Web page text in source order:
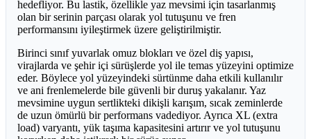
hedefliyor. Bu lastik, özellikle yaz mevsimi için tasarlanmış
olan bir serinin parçası olarak yol tutuşunu ve fren
performansını iyileştirmek üzere geliştirilmiştir.
Birinci sınıf yuvarlak omuz blokları ve özel diş yapısı,
virajlarda ve şehir içi sürüşlerde yol ile temas yüzeyini optimize
eder. Böylece yol yüzeyindeki sürtünme daha etkili kullanılır
ve ani frenlemelerde bile güvenli bir duruş yakalanır. Yaz
mevsimine uygun sertlikteki dikişli karışım, sıcak zeminlerde
de uzun ömürlü bir performans vadediyor. Ayrıca XL (extra
load) varyantı, yük taşıma kapasitesini artırır ve yol tutuşunu